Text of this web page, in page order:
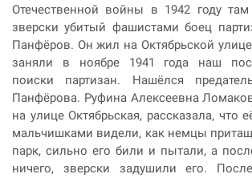
Отечественной войны в 1942 году
зверски убитый фашистами боец
Панфёров. Он жил на Октябрьской
заняли в ноябре 1941 года наш
поиски партизан. Нашёлся
Панфёрова. Руфина Алексеевна
на улице Октябрьская, рассказала, что
мальчишками видели, как немцы
парк, сильно его били и пытали, а
ничего, зверски задушили его.